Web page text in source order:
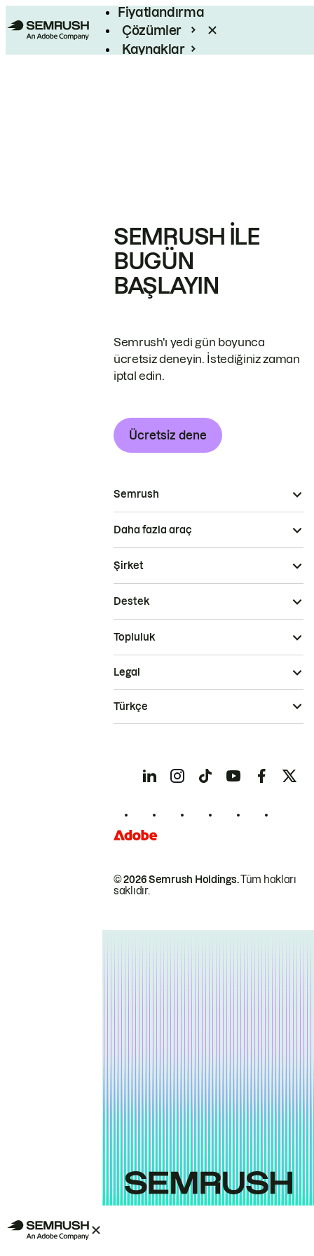
Fiyatlandırma
Çözümler
Kaynaklar
SEMRUSH ILE
BUGÜN
BAŞLAYIN
Semrush'ı yedi gün boyunca
ücretsiz deneyin. İstediğiniz zaman
iptal edin.
Ücretsiz dene
Semrush
Daha fazla araç
Şirket
Destek
Topluluk
© 2026 Semrush Holdings.Tüm hakları
saklıdır.
Legal
Türkçe